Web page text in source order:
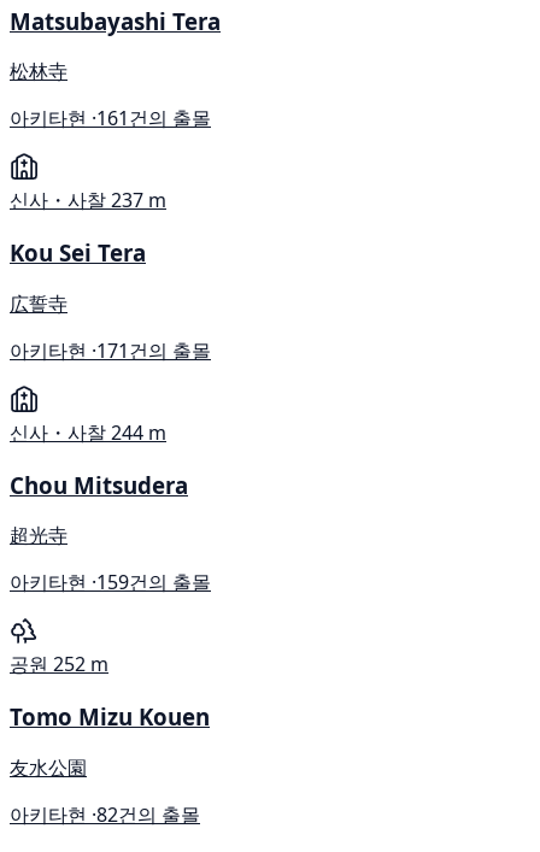
Matsubayashi Tera
松林寺
아키타현 ·161건의 출몰
신사・사찰237 m
Kou Sei Tera
広誓寺
아키타현 ·171건의 출몰
신사・사찰244 m
Chou Mitsudera
超光寺
아키타현 ·159건의 출몰
공원 252 m
Tomo Mizu Kouen
友水公園
아키타현 ·82건의 출몰